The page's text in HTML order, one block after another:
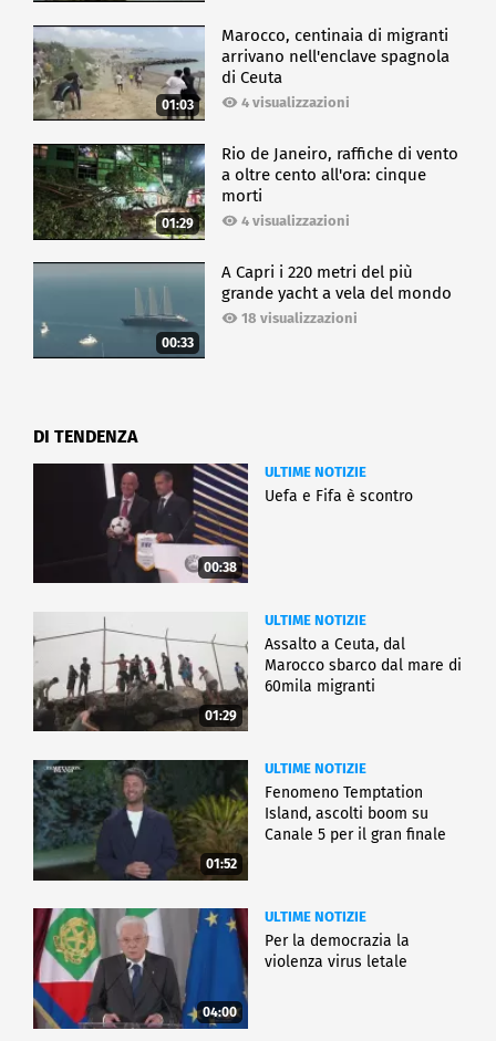
01:03
Marocco, centinaia di migranti
arrivano nell'enclave spagnola
di Ceuta
4 visualizzazioni
01:29
Rio de Janeiro, raffiche di vento
a oltre cento all'ora: cinque
morti
4 visualizzazioni
00:33
A Capri i 220 metri del più
grande yacht a vela del mondo
18 visualizzazioni
DI TENDENZA
00:38
ULTIME NOTIZIE
Uefa e Fifa è scontro
01:29
ULTIME NOTIZIE
Assalto a Ceuta, dal
Marocco sbarco dal mare di
60mila migranti
01:52
ULTIME NOTIZIE
Fenomeno Temptation
Island, ascolti boom su
Canale 5 per il gran finale
04:00
ULTIME NOTIZIE
Per la democrazia la
violenza virus letale